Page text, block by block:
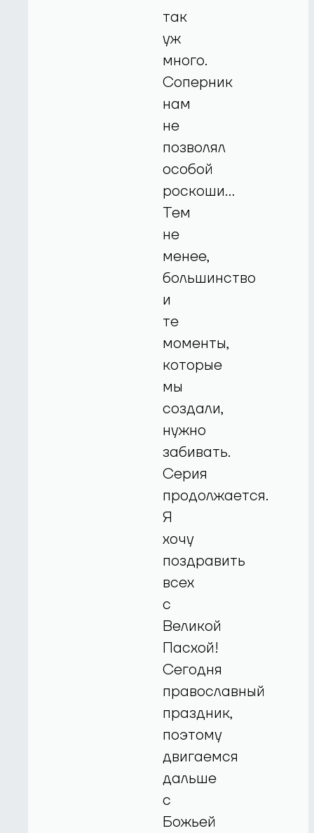
так
уж
много.
Соперник
нам
не
позволял
особой
роскоши...
Тем
не
менее,
большинство
и
те
моменты,
которые
мы
создали,
нужно
забивать.
Серия
продолжается.
Я
хочу
поздравить
всех
с
Великой
Пасхой!
Сегодня
православный
праздник,
поэтому
двигаемся
дальше
с
Божьей